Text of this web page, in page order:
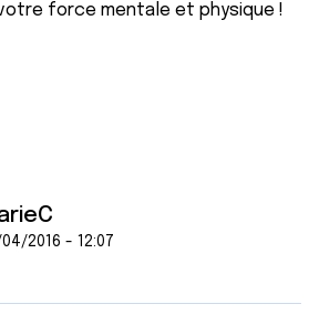
force mentale et physique !
2016 - 12:07